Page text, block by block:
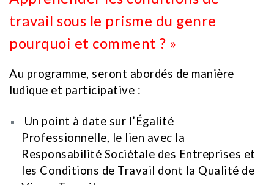
travail sous le prisme du genre
pourquoi et comment ? »
Au programme, seront abordés de manière
ludique et participative :
Un point à date sur l’Égalité
Professionnelle, le lien avec la
Responsabilité Sociétale des Entreprises et
les Conditions de Travail dont la Qualité de